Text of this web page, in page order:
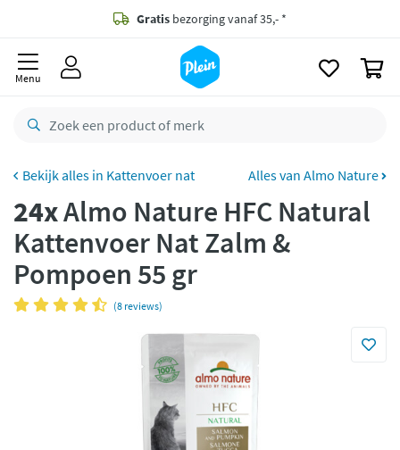
Gratis bezorging vanaf 35,- *
besteld,
retourneren
CO2 neutraal bezorgd
Betaal met Klarna
Menu
Kattenvoer nat Alles van Almo Nature
24xAlmo Nature HFC Natural
Kattenvoer Nat Zalm &
Pompoen 55 gr
(8 reviews)